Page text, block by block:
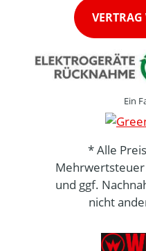
Ein
* Alle
Mehrwertsteuer
und ggf.
nicht